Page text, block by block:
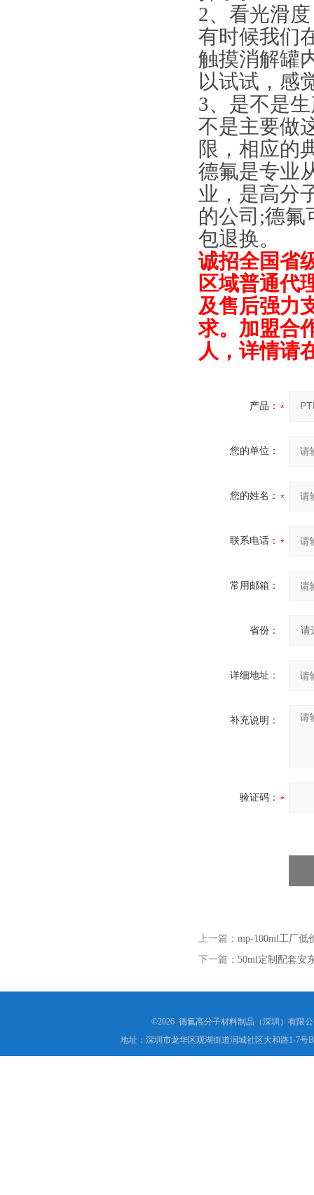
2、看光滑度
有时候我们
触摸消解罐
以试试，感
3、是不是
不是主要做
限，相应的
德氟是专业
业，是高分
的公司;德氟
包退换
诚招全国省
区域普通代
及售后强力
求。加盟合
人 ， 详情请
产品：
您的单位：
您的姓名：
联系电话：
常用邮箱：
省份：
详细地址：
补充说明：
验证码：
上一篇： mp-100ml工厂低
下一篇： 50ml定制配套安
©2026 德氟高分子材料制品（深圳）有限
地址：深圳市龙华区观湖街道润城社区大和路1-7号